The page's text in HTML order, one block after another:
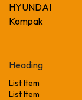
HYUNDAI
Kompak
Heading
List Item
List Item